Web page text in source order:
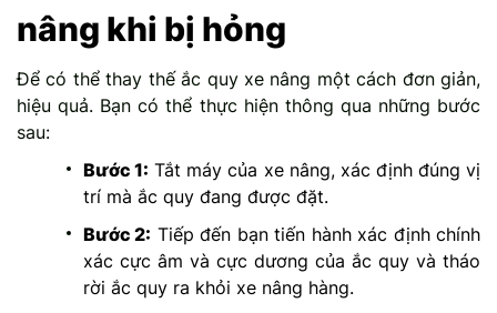
nâng khi bị hỏng
Để có thể thay thế ắc quy xe nâng một cách đơn giản,
hiệu quả. Bạn có thể thực hiện thông qua những bước
sau:
Bước 1: Tắt máy của xe nâng, xác định đúng vị
trí mà ắc quy đang được đặt.
Bước 2: Tiếp đến bạn tiến hành xác định chính
xác cực âm và cực dương của ắc quy và tháo
rời ắc quy ra khỏi xe nâng hàng.